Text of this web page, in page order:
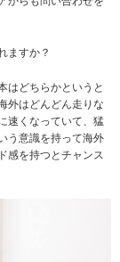
ますか？
はどちらかというと
外はどんどん走りな
速くなっていて、猛
う意識を持って海外
感を持つとチャンス